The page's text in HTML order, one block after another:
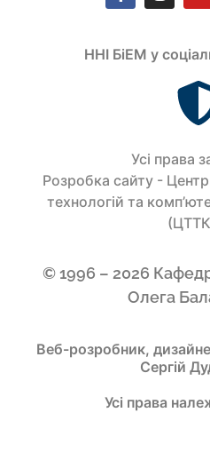
ННІ БіЕМ у
Усi права
Розробка сайту -
технологій та
© 1996 – 2026
Олега
Веб-розробник,
Сергій
Усі права